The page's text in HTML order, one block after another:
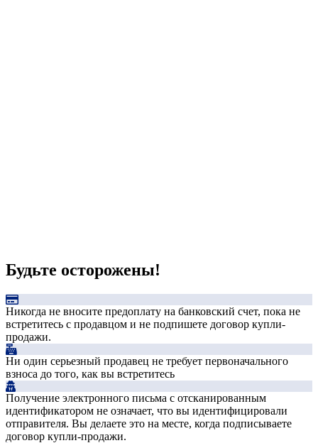
Будьте осторожены!
Никогда не вносите предоплату на банковский счет, пока не
встретитесь с продавцом и не подпишете договор купли-
продажи.
Ни один серьезный продавец не требует первоначального
взноса до того, как вы встретитесь
Получение электронного письма с отсканированным
идентификатором не означает, что вы идентифицировали
отправителя. Вы делаете это на месте, когда подписываете
договор купли-продажи.